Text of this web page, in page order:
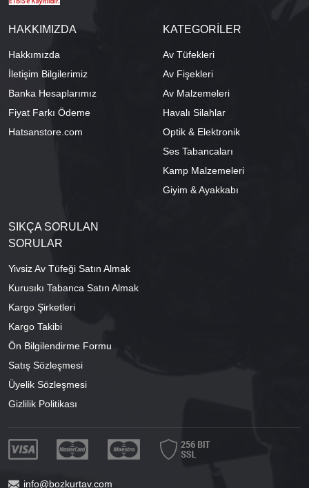
HAKKIMIZDA
Hakkımızda
İletişim Bilgilerimiz
Banka Hesaplarımız
Fiyat Farkı Ödeme
Hatsanstore.com
KATEGORİLER
Av Tüfekleri
Av Fişekleri
Av Malzemeleri
Havalı Silahlar
Optik & Elektronik
Ses Tabancaları
Kamp Malzemeleri
Giyim & Ayakkabı
SIKÇA SORULAN
SORULAR
Yivsiz Av Tüfeği Satın Almak
Kurusıkı Tabanca Satın Almak
Kargo Şirketleri
Kargo Takibi
Ön Bilgilendirme Formu
Satış Sözleşmesi
Üyelik Sözleşmesi
Gizlilik Politikası
info@bozkurtav.com